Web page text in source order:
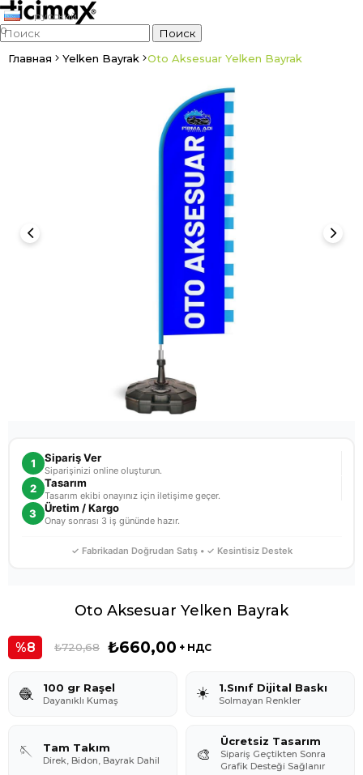
русский
0
Главная Yelken Bayrak Oto Aksesuar Yelken Bayrak
1 Sipariş Ver
Siparişinizi online oluşturun.
2 Tasarım
Tasarım ekibi onayınız için iletişime geçer.
3 Üretim / Kargo
Onay sonrası 3 iş gününde hazır.
✓ Fabrikadan Doğrudan Satış • ✓ Kesintisiz Destek
Oto Aksesuar Yelken Bayrak
8 ₺720,68 ₺660,00 + НДС
🧶 100 gr Raşel
Dayanıklı Kumaş
☀️ 1.Sınıf Dijital Baskı
Solmayan Renkler
🪡 Tam Takım
Direk, Bidon, Bayrak Dahil 🎨
Ücretsiz Tasarım
Sipariş Geçtikten Sonra
Grafik Desteği Sağlanır